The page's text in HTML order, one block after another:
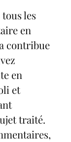
les
en
contribue
en
et
traité.